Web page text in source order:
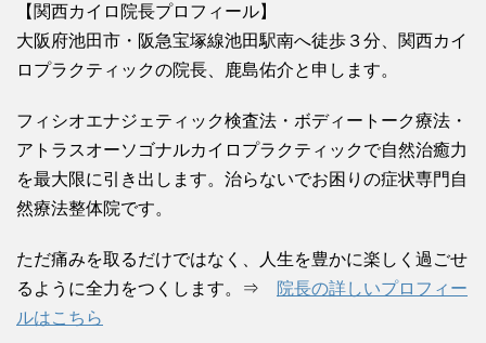
【関西カイロ院長プロフィール】
大阪府池田市・阪急宝塚線池田駅南へ徒歩３分、関西カイ
ロプラクティックの院長、鹿島佑介と申します。
フィシオエナジェティック検査法・ボディートーク療法・
アトラスオーソゴナルカイロプラクティックで自然治癒力
を最大限に引き出します。治らないでお困りの症状専門自
然療法整体院です。
ただ痛みを取るだけではなく、人生を豊かに楽しく過ごせ
るように全力をつくします。⇒
院長の詳しいプロフィー
ルはこちら